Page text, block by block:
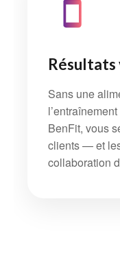
Résultats
Sans une
BenFit, vous
clients — et
collaboration